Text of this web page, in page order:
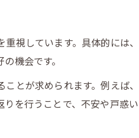
視しています。具体的には
機会です。
とが求められます。例えば
を行うことで、不安や戸惑